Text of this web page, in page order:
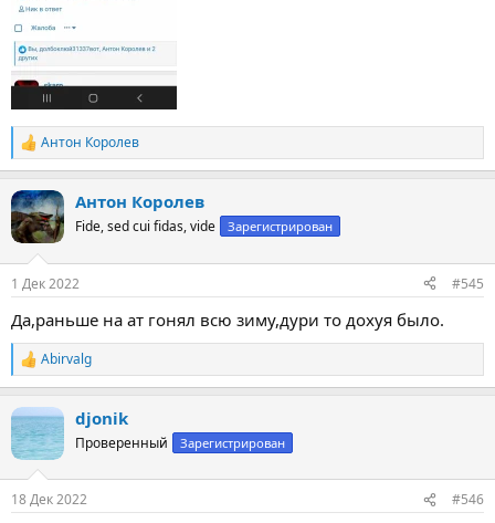
Р
е
к
ц
и
Антон Королев
Антон Королев
Fide, sed cui fidas, vide Зарегистрирован
1 Дек 2022 #545
Да,раньше на ат гонял всю зиму,дури то дохуя было.
Р
е
к
ц
и
Abirvalg
djonik
Проверенный Зарегистрирован
18 Дек 2022 #546